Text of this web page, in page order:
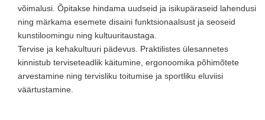
võimalusi. Õpitakse hindama uudseid ja isikupäraseid lahendusi
ning märkama esemete disaini funktsionaalsust ja seoseid
kunstiloomingu ning kultuuritaustaga.
Tervise ja kehakultuuri pädevus. Praktilistes ülesannetes
kinnistub terviseteadlik käitumine, ergonoomika põhimõtete
arvestamine ning tervisliku toitumise ja sportliku eluviisi
väärtustamine.